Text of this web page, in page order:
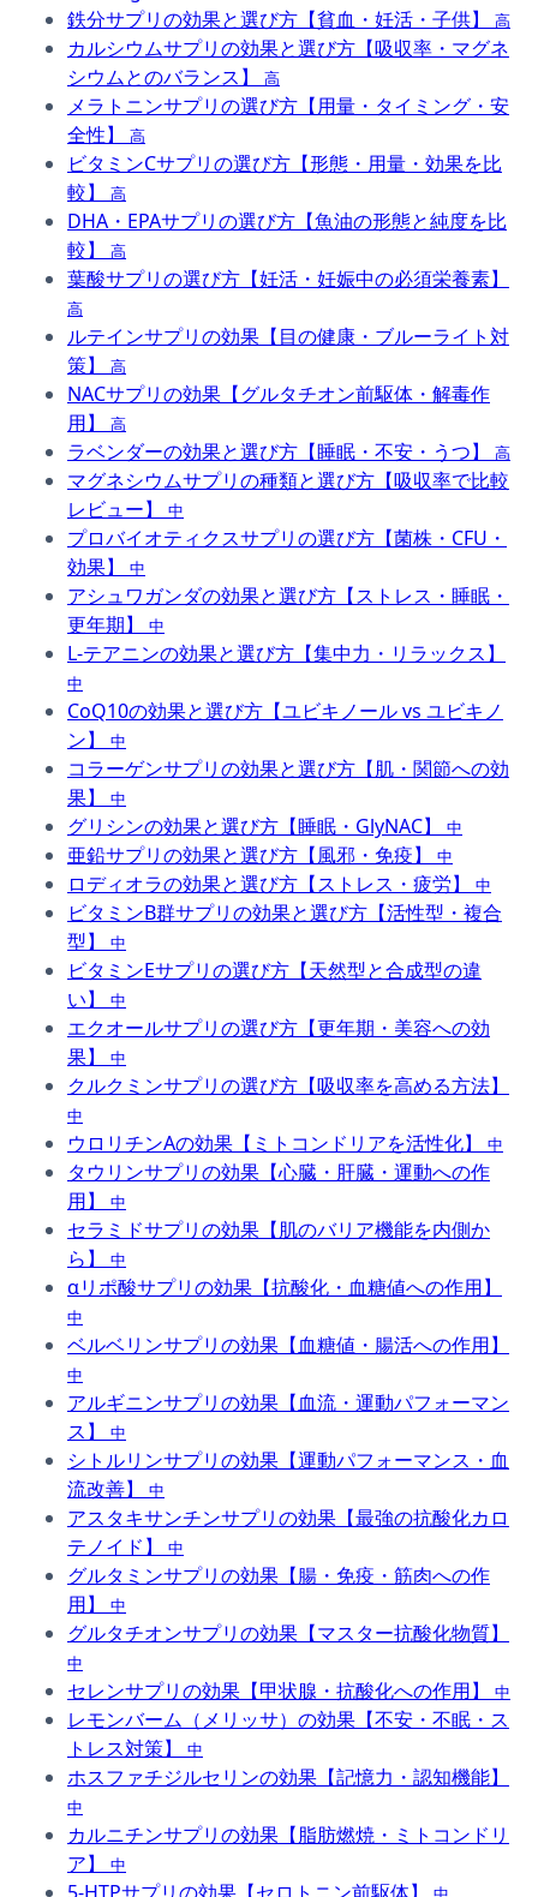
鉄分サプリの効果と選び方【貧血・妊活・子供】 高
カルシウムサプリの効果と選び方【吸収率・マグネ
シウムとのバランス】
高
メラトニンサプリの選び方【用量・タイミング・安
全性】
高
ビタミンCサプリの選び方【形態・用量・効果を比
較】
高
DHA・EPAサプリの選び方【魚油の形態と純度を比
較】
高
葉酸サプリの選び方【妊活・妊娠中の必須栄養素】
高
ルテインサプリの効果【目の健康・ブルーライト対
策】
高
NACサプリの効果【グルタチオン前駆体・解毒作
用】
高
ラベンダーの効果と選び方【睡眠・不安・うつ】 高
マグネシウムサプリの種類と選び方【吸収率で比較
レビュー】
中
プロバイオティクスサプリの選び方【菌株・CFU・
効果】
中
アシュワガンダの効果と選び方【ストレス・睡眠・
更年期】
中
L-テアニンの効果と選び方【集中力・リラックス】
中
CoQ10の効果と選び方【ユビキノール vs ユビキノ
ン】
中
コラーゲンサプリの効果と選び方【肌・関節への効
果】
中
グリシンの効果と選び方【睡眠・GlyNAC】 中
亜鉛サプリの効果と選び方【風邪・免疫】 中
ロディオラの効果と選び方【ストレス・疲労】 中
ビタミンB群サプリの効果と選び方【活性型・複合
型】
中
ビタミンEサプリの選び方【天然型と合成型の違
い】
中
エクオールサプリの選び方【更年期・美容への効
果】
中
クルクミンサプリの選び方【吸収率を高める方法】
中
ウロリチンAの効果【ミトコンドリアを活性化】 中
タウリンサプリの効果【心臓・肝臓・運動への作
用】
中
セラミドサプリの効果【肌のバリア機能を内側か
ら】
中
αリポ酸サプリの効果【抗酸化・血糖値への作用】
中
ベルベリンサプリの効果【血糖値・腸活への作用】
中
アルギニンサプリの効果【血流・運動パフォーマン
ス】
中
シトルリンサプリの効果【運動パフォーマンス・血
流改善】
中
アスタキサンチンサプリの効果【最強の抗酸化カロ
テノイド】
中
グルタミンサプリの効果【腸・免疫・筋肉への作
用】
中
グルタチオンサプリの効果【マスター抗酸化物質】
中
セレンサプリの効果【甲状腺・抗酸化への作用】 中
レモンバーム（メリッサ）の効果【不安・不眠・ス
トレス対策】
中
ホスファチジルセリンの効果【記憶力・認知機能】
中
カルニチンサプリの効果【脂肪燃焼・ミトコンドリ
ア】
中